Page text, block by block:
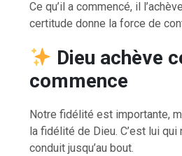
Ce qu’il a commencé, il
certitude donne la force de
Dieu achève
commence
Notre fidélité est importante,
la fidélité de Dieu. C’est lui
conduit jusqu’au bout.